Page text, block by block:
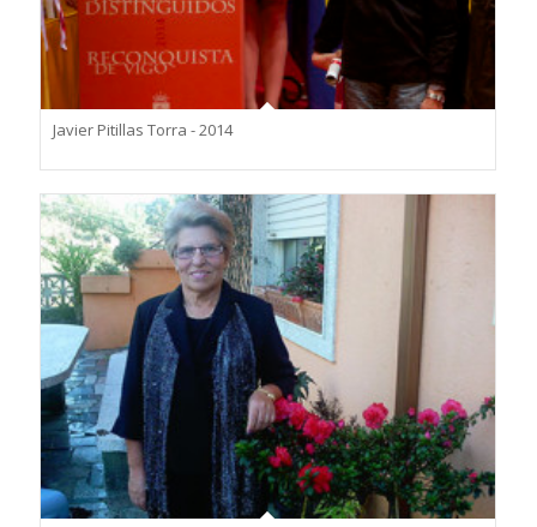
Javier Pitillas Torra - 2014